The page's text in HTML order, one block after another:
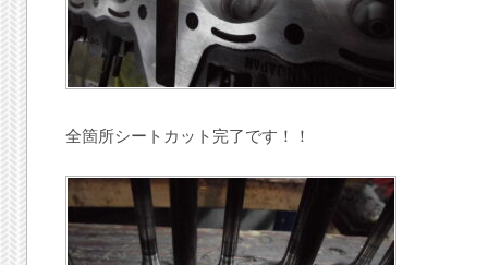
全箇所シートカット完了です！！